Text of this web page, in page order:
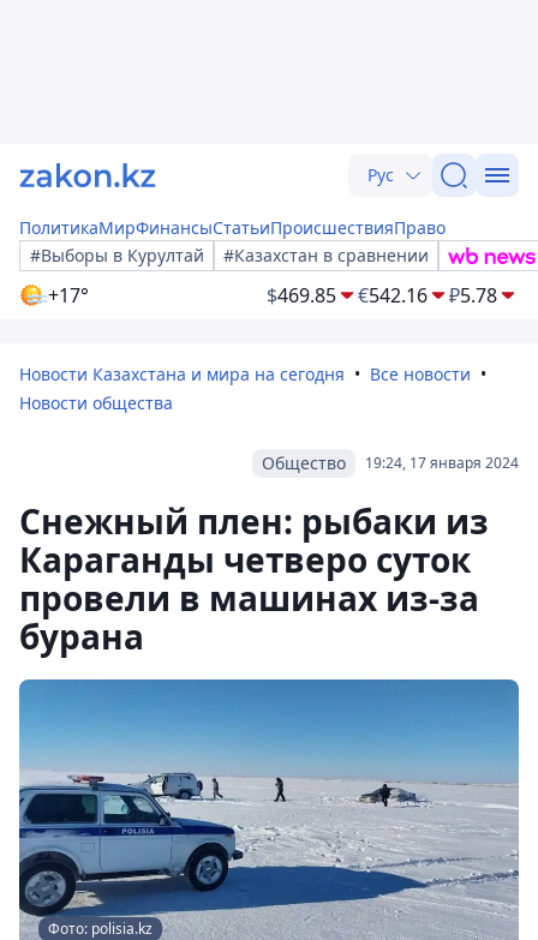
Рус
ПолитикаМирФинансыСтатьиПроисшествияПраво
#Выборы в Курултай
#Казахстан в сравнении
+17° $469.85 €542.16 ₽5.78
Новости Казахстана и мира на сегодня
Все новости
Новости общества
19:24, 17 января 2024
Общество
Снежный плен: рыбаки из
Караганды четверо суток
провели в машинах из-за
бурана
Фото: polisia.kz